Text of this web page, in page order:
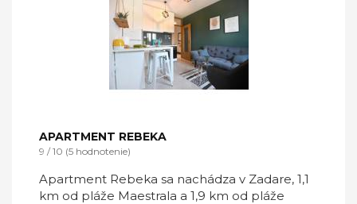
APARTMENT REBEKA
9 / 10 (5 hodnotenie)
Apartment Rebeka sa nachádza v Zadare, 1,1
km od pláže Maestrala a 1,9 km od pláže